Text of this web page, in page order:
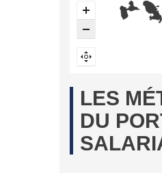
LES
DU